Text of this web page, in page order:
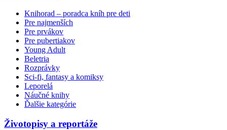
Knihorad – poradca kníh pre deti
Pre najmenších
Pre prvákov
Pre pubertiakov
Young Adult
Beletria
Rozprávky
Sci-fi, fantasy a komiksy
Leporelá
Náučné knihy
Ďalšie kategórie
Životopisy a reportáže